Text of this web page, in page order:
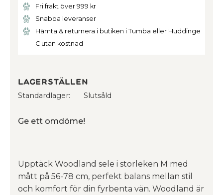
Fri frakt över 999 kr
Snabba leveranser
Hämta & returnera i butiken i Tumba eller Huddinge
C utan kostnad
Lagerställen
Standardlager Slutsåld
Ge ett omdöme!
Upptäck Woodland sele i storleken M med
mått på 56-78 cm, perfekt balans mellan stil
och komfort för din fyrbenta vän. Woodland är